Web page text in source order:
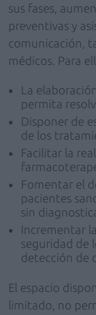
sus fases,
preventivas y
comunicación,
médicos. Para
La
permita
Disponer de
de los
Facilitar la
Fomentar el
pacientes
sin
Incrementar
seguridad de
detección de
El espacio
limitado, no